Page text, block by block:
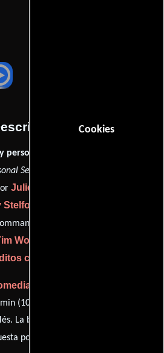
Cookies
personales
Services
Julie Walters
Morten,
Woodward
completos
(105 minutos), esta película tiene
. La banda sonora para esta
por